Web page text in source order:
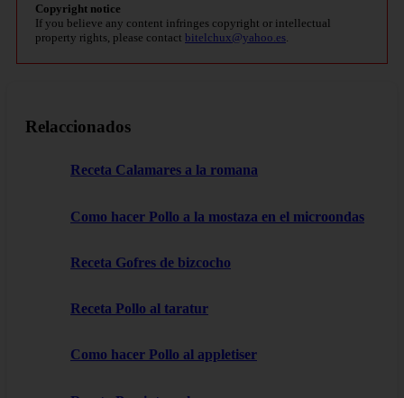
Copyright notice
If you believe any content infringes copyright or intellectual
property rights, please contact bitelchux@yahoo.es
Relaccionados
Receta Calamares a la romana
Como hacer Pollo a la mostaza en el microondas
Receta Gofres de bizcocho
Receta Pollo al taratur
Como hacer Pollo al appletiser